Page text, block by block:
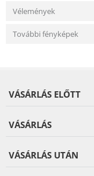
Vélemények
További fényképek
VÁSÁRLÁS ELŐTT
VÁSÁRLÁS
VÁSÁRLÁS UTÁN